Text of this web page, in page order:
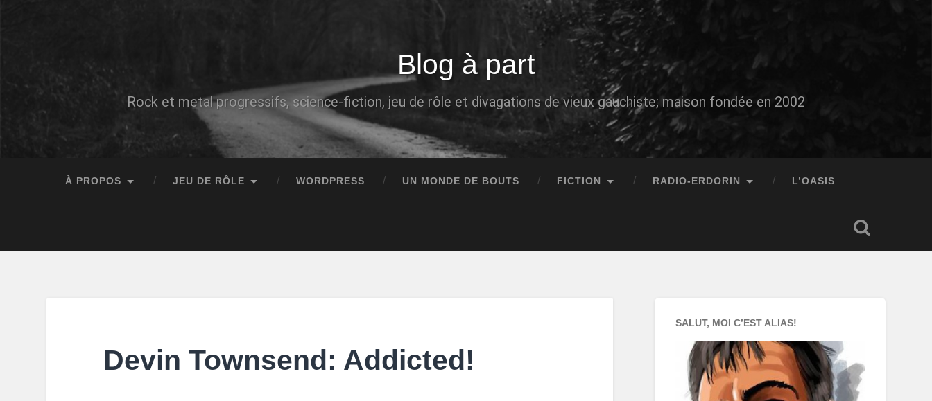
Blog à part
Rock et metal progressifs, science-fiction, jeu de rôle et divagations de vieux gauchiste; maison fondée en 2002
À PROPOS JEU DE RÔLE WORDPRESS UN MONDE DE BOUTS FICTION RADIO-ERDORIN L’OASIS
Devin Townsend: Addicted!
SALUT, MOI C’EST ALIAS!